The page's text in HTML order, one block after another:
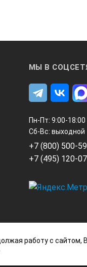
МЫ В
Пн-Пт: 9:00-18:00
Сб-Вс: выходной
+7 (800) 500-
+7 (495) 120-
работу с сайтом,